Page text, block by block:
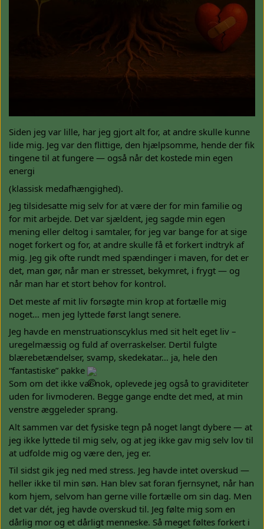
Earthingprodukter
Tilbehør til earthingprodukter
Workshops - Meditationer - Healing
Kontakt
Siden jeg var lille, har jeg gjort alt for, at andre skulle kunne
lide mig. Jeg var den flittige, den hjælpsomme, hende der fik
tingene til at fungere — også når det kostede min egen
energi
(klassisk medafhængighed).
Jeg tilsidesatte mig selv for at være der for min familie og
for mit arbejde. Det var sjældent, jeg sagde min egen
mening eller deltog i samtaler, for jeg var bange for at sige
noget forkert og for, at andre skulle få et forkert indtryk af
mig. Jeg gik ofte rundt med spændinger i maven, for det er
det, man gør, når man er stresset, bekymret, i frygt — og
når man har et stort behov for kontrol.
Det meste af mit liv forsøgte min krop at fortælle mig
noget… men jeg lyttede først langt senere.
Jeg havde en menstruationscyklus med sit helt eget liv –
uregelmæssig og fuld af overraskelser. Dertil fulgte
blærebetændelser, svamp, skedekatar… ja, hele den
“fantastiske” pakke
Som om det ikke var nok, oplevede jeg også to graviditeter
uden for livmoderen. Begge gange endte det med, at min
venstre æggeleder sprang.
Alt sammen var det fysiske tegn på noget langt dybere — at
jeg ikke lyttede til mig selv, og at jeg ikke gav mig selv lov til
at udfolde mig og være den, jeg er.
Til sidst gik jeg ned med stress. Jeg havde intet overskud —
heller ikke til min søn. Han blev sat foran fjernsynet, når han
kom hjem, selvom han gerne ville fortælle om sin dag. Men
det var dét, jeg havde overskud til. Jeg følte mig som en
dårlig mor og et dårligt menneske. Så meget føltes forkert i